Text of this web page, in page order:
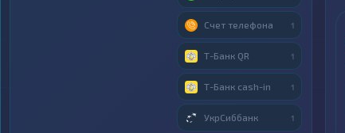
Счет телефона 1
Т-Банк QR 1
Т-Банк cash-in 1
УкрСиббанк 1